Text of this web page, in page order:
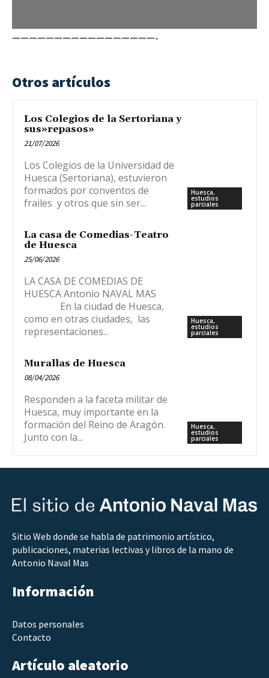
—————————————————-
Otros artículos
Huesca,
estudios
parciales
Los Colegios de la Sertoriana y
sus»repasos»
21/07/2026
Los Colegios de la Universidad de
Huesca (Sertoriana), estuvieron
formados por conventos de
frailes y otros que sin ser...
Huesca,
estudios
parciales
La casa de Comedias-Teatro
de Huesca
25/06/2026
LA CASA DE COMEDIAS DE
HUESCA Antonio NAVAL MAS
En la ciudad de Huesca,
como en otras ciudades, las
representaciones...
Huesca,
estudios
parciales
Murallas de Huesca
08/04/2026
Responden a la faceta militar de
Huesca, muy importante en la
formación del Reino de Aragón.
Junto con la...
Sitio Web donde se habla de patrimonio artístico,
publicaciones, materias lectivas y libros de la mano de
Antonio Naval Mas
Información
Datos personales
Contacto
Artículo aleatorio